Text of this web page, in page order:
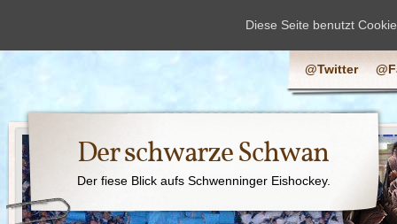
@Twitter
Der schwarze Schwan
Der fiese Blick aufs Schwenninger Eishockey.
Diese Seite benutzt